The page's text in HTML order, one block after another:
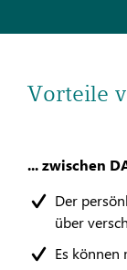
Vorteile
... zwischen
Der
über
Es können